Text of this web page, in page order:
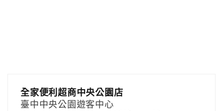
全家便利超商中央公園店
臺中中央公園遊客中心